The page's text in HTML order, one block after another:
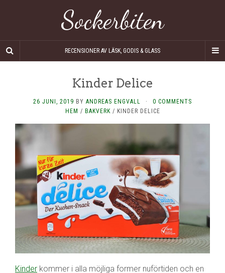
Sockerbiten
RECENSIONER AV LÄSK, GODIS & GLASS
Kinder Delice
26 JUNI, 2019 BY ANDREAS ENGVALL ·
0 COMMENTS
HEM / BAKVERK/ KINDER DELICE
Kinder kommer i alla möjliga former nuförtiden och en